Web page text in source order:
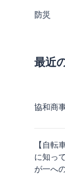
防災
最近
協和商
【自転
に知っ
が一へ